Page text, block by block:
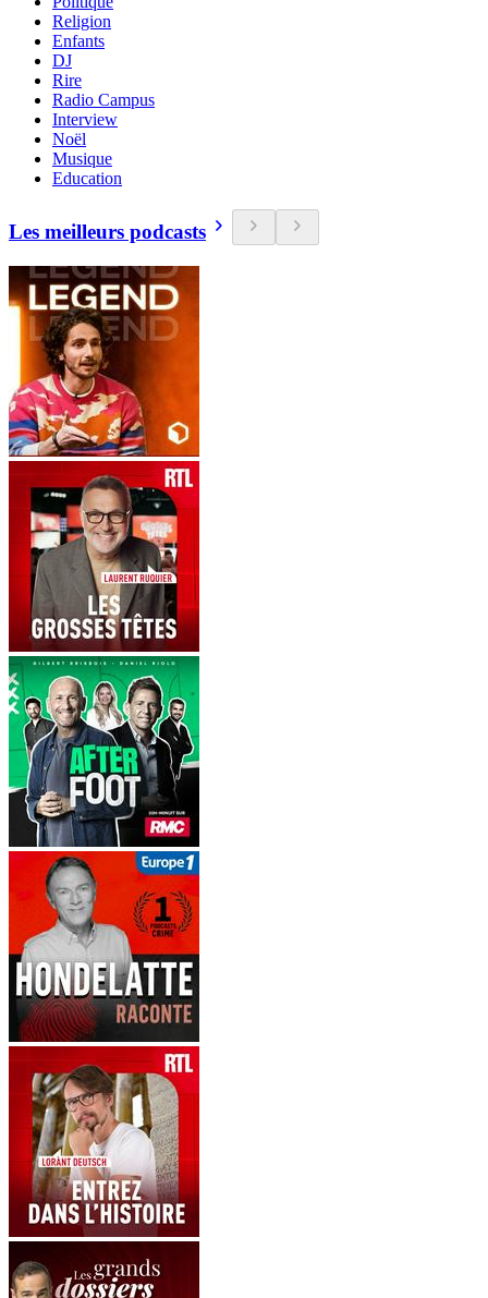
Religion
Enfants
DJ
Rire
Radio Campus
Interview
Noël
Musique
Education
Les meilleurs podcasts